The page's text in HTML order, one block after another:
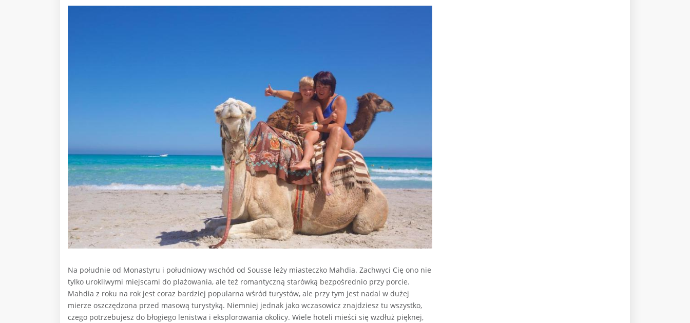
Na południe od Monastyru i południowy wschód od Sousse leży miasteczko Mahdia. Zachwyci Cię ono nie
tylko urokliwymi miejscami do plażowania, ale też romantyczną starówką bezpośrednio przy porcie.
Mahdia z roku na rok jest coraz bardziej popularna wśród turystów, ale przy tym jest nadal w dużej
mierze oszczędzona przed masową turystyką. Niemniej jednak jako wczasowicz znajdziesz tu wszystko,
czego potrzebujesz do błogiego lenistwa i eksplorowania okolicy. Wiele hoteli mieści się wzdłuż pięknej,